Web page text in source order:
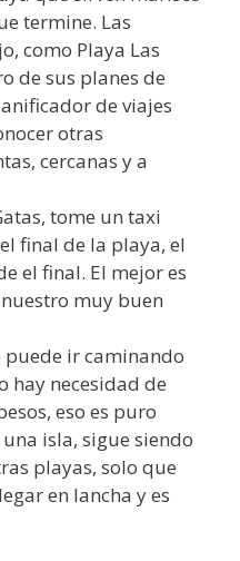
termine. Las
como Playa Las
de sus planes de
de viajes
otras
cercanas y a
tome un taxi
final de la playa, el
el final. El mejor es
muy buen
puede ir caminando
hay necesidad de
eso es puro
una isla, sigue siendo
playas, solo que
en lancha y es